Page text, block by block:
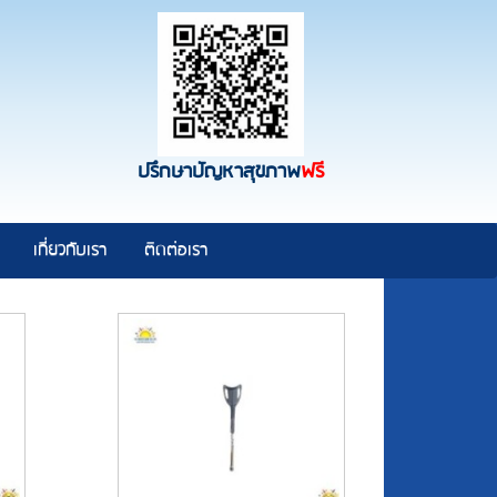
เกี่ยวกับเรา ติดต่อเรา
ปรึกษาปัญหาสุขภาพฟรี